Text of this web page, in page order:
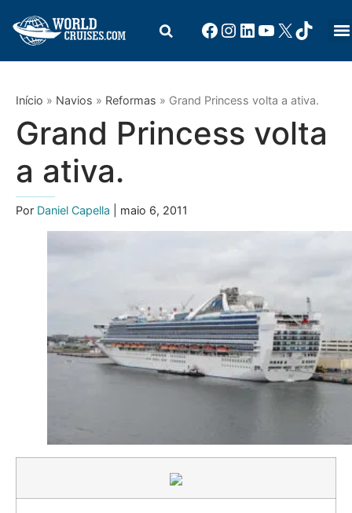
Início » Navios » Reformas » Grand Princess volta a ativa.
Grand Princess volta
a ativa.
Por Daniel Capella | maio 6, 2011